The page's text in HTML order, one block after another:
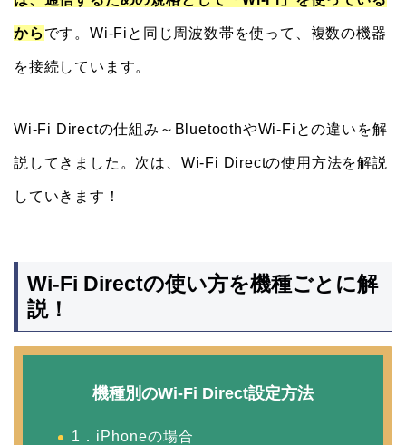
から です。Wi-Fiと同じ周波数帯を使って、複数の機器
を接続しています。
Wi-Fi Directの仕組み～BluetoothやWi-Fiとの違いを解
説してきました。次は、Wi-Fi Directの使用方法を解説
していきます！
Wi-Fi Directの使い方を機種ごとに解
説！
機種別のWi-Fi Direct設定方法
1．iPhoneの場合